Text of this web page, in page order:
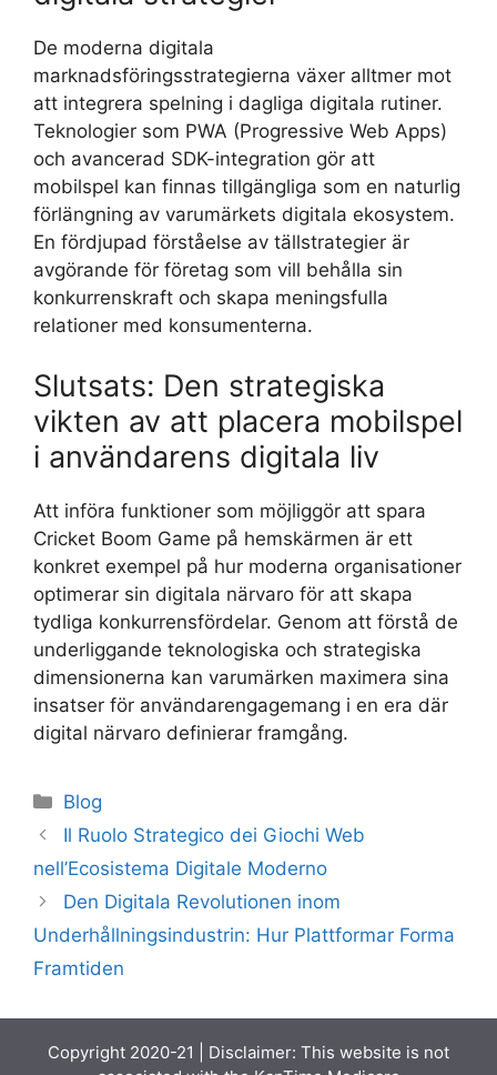
De moderna digitala
marknadsföringsstrategierna växer alltmer mot
att integrera spelning i dagliga digitala rutiner.
Teknologier som PWA (Progressive Web Apps)
och avancerad SDK-integration gör att
mobilspel kan finnas tillgängliga som en naturlig
förlängning av varumärkets digitala ekosystem.
En fördjupad förståelse av tällstrategier är
avgörande för företag som vill behålla sin
konkurrenskraft och skapa meningsfulla
relationer med konsumenterna.
Slutsats: Den strategiska
vikten av att placera mobilspel
i användarens digitala liv
Att införa funktioner som möjliggör att spara
Cricket Boom Game på hemskärmen är ett
konkret exempel på hur moderna organisationer
optimerar sin digitala närvaro för att skapa
tydliga konkurrensfördelar. Genom att förstå de
underliggande teknologiska och strategiska
dimensionerna kan varumärken maximera sina
insatser för användarengagemang i en era där
digital närvaro definierar framgång.
Categories
Blog
Il Ruolo Strategico dei Giochi Web
nell’Ecosistema Digitale Moderno
Den Digitala Revolutionen inom
Underhållningsindustrin: Hur Plattformar Forma
Framtiden
Copyright 2020-21 | Disclaimer: This website is not